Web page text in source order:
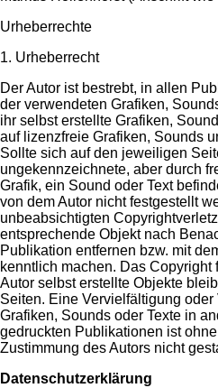
Urheberrechte
1. Urheberrecht
Der Autor ist bestrebt, in allen
der verwendeten Grafiken,
ihr selbst erstellte Grafiken,
auf lizenzfreie Grafiken, Sounds
Sollte sich auf den jeweiligen
ungekennzeichnete, aber durch
Grafik, ein Sound oder Text
von dem Autor nicht festgestellt
unbeabsichtigten
entsprechende Objekt nach
Publikation entfernen bzw. mit
kenntlich machen. Das Copyright
Autor selbst erstellte Objekte
Seiten. Eine Vervielfältigung
Grafiken, Sounds oder Texte in
gedruckten Publikationen ist
Zustimmung des Autors nicht
Datenschutzerklärung